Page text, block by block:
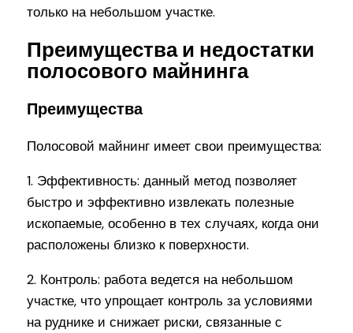
только на небольшом участке.
Преимущества и недостатки
полосового майнинга
Преимущества
Полосовой майнинг имеет свои преимущества:
1. Эффективность: данный метод позволяет
быстро и эффективно извлекать полезные
ископаемые, особенно в тех случаях, когда они
расположены близко к поверхности.
2. Контроль: работа ведется на небольшом
участке, что упрощает контроль за условиями
на руднике и снижает риски, связанные с